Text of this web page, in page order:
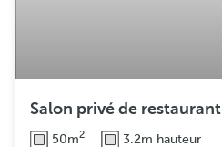
Salon privé de restaurant
50m2 3.2m hauteur